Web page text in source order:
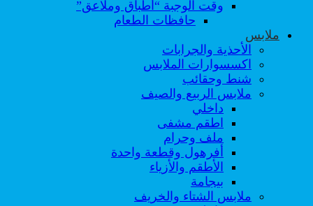
وقت الوجبة “أطباق وملاعق”
حافظات الطعام
ملابس
الأحذية والجرابات
اكسسوارات الملابس
شنط وحقائب
ملابس الربيع والصيف
داخلي
اطقم مشفى
ملف وحرام
أفرهول وقطعة واحدة
الأطقم والأزياء
بيجامة
ملابس الشتاء والخريف